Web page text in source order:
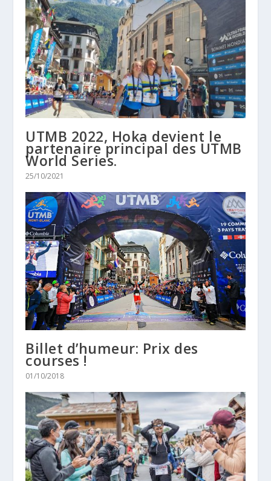
UTMB 2022, Hoka devient le
partenaire principal des UTMB
World Series.
25/10/2021
Billet d’humeur: Prix des
courses !
01/10/2018